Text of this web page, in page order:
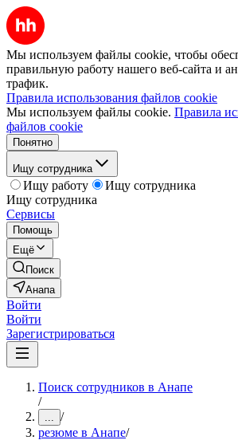
Мы используем файлы cookie, чтобы
правильную работу нашего веб-сайта и
трафик.
Правила использования файлов cookie
Мы используем файлы cookie. Правила
файлов cookie
Понятно
Ищу сотрудника
Ищу работу
Ищу сотрудника
Ищу сотрудника
Сервисы
Помощь
Ещё
Поиск
Анапа
Войти
Войти
Зарегистрироваться
Поиск сотрудников в Анапе
/
... /
резюме в Анапе/